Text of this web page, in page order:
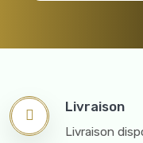
Livraison
Livraison